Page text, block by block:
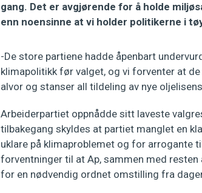
gang. Det er avgjørende for å holde
enn noensinne at vi holder politikerne i
-De store partiene hadde åpenbart
klimapolitikk før valget, og vi forventer at
alvor og stanser all tildeling av nye
Arbeiderpartiet oppnådde sitt laveste
tilbakegang skyldes at partiet manglet en
uklare på klimaproblemet og for arrogante
forventninger til at Ap, sammen med
for en nødvendig ordnet omstilling fra